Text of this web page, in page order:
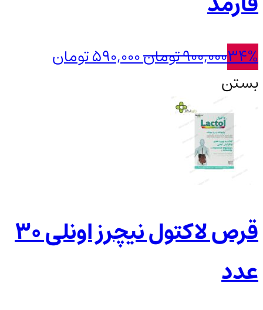
34%
900,000تومانقیمت
590,000تومان
بستن
قرص لاکتول نیچرز اونلی 30
عدد